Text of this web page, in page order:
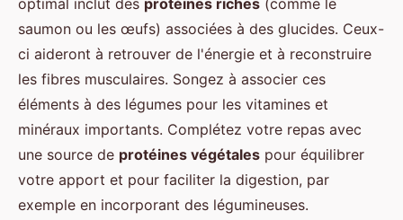
saumon ou les œufs) associées à des glucides. Ceux-
ci aideront à retrouver de l'énergie et à reconstruire
les fibres musculaires. Songez à associer ces
éléments à des légumes pour les vitamines et
minéraux importants. Complétez votre repas avec
une source de protéines végétales pour équilibrer
votre apport et pour faciliter la digestion, par
exemple en incorporant des légumineuses.